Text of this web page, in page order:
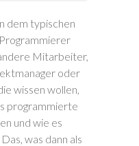
dem typischen
Mitarbeiter,
oder
wissen wollen,
programmierte
und wie es
was dann als